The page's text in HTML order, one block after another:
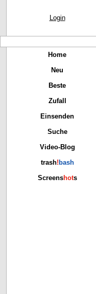
Login
Home
Neu
Beste
Zufall
Einsenden
Suche
Video-Blog
trash! bash
Screenshots